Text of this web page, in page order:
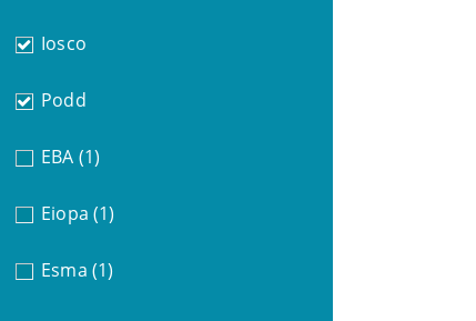
Iosco
Podd
EBA (1)
Eiopa (1)
Esma (1)